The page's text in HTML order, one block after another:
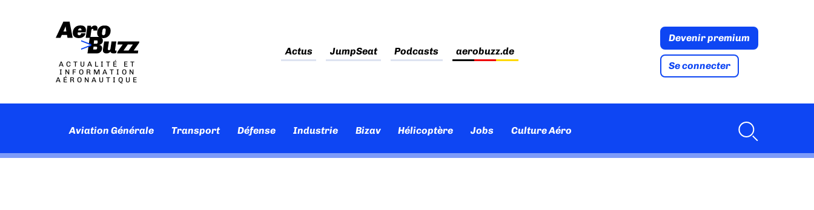
ACTUALITÉ ET
INFORMATION
AÉRONAUTIQUE
Actus JumpSeat Podcasts aerobuzz.de
Devenir premium
Se connecter
Aviation Générale Transport Défense Industrie Bizav Hélicoptère Jobs Culture Aéro